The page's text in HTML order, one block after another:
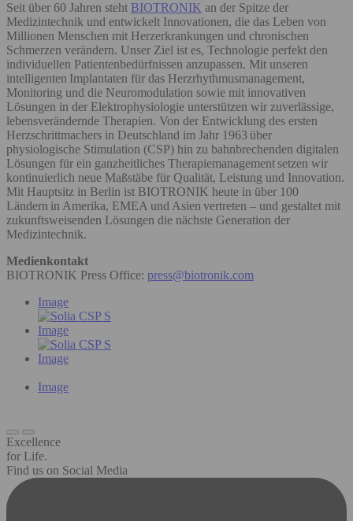
Seit über 60 Jahren steht BIOTRONIK an der Spitze der
Medizintechnik und entwickelt Innovationen, die das Leben von
Millionen Menschen mit Herzerkrankungen und chronischen
Schmerzen verändern. Unser Ziel ist es, Technologie perfekt den
individuellen Patientenbedürfnissen anzupassen. Mit unseren
intelligenten Implantaten für das Herzrhythmusmanagement,
Monitoring und die Neuromodulation sowie mit innovativen
Lösungen in der Elektrophysiologie unterstützen wir zuverlässige,
lebensverändernde Therapien. Von der Entwicklung des ersten
Herzschrittmachers in Deutschland im Jahr 1963 über
physiologische Stimulation (CSP) hin zu bahnbrechenden digitalen
Lösungen für ein ganzheitliches Therapiemanagement setzen wir
kontinuierlich neue Maßstäbe für Qualität, Leistung und Innovation.
Mit Hauptsitz in Berlin ist BIOTRONIK heute in über 100
Ländern in Amerika, EMEA und Asien vertreten – und gestaltet mit
zukunftsweisenden Lösungen die nächste Generation der
Medizintechnik.
Medienkontakt
BIOTRONIK Press Office: press@biotronik.com
Image
Image
Image
Image
Excellence
for Life.
Find us on Social Media